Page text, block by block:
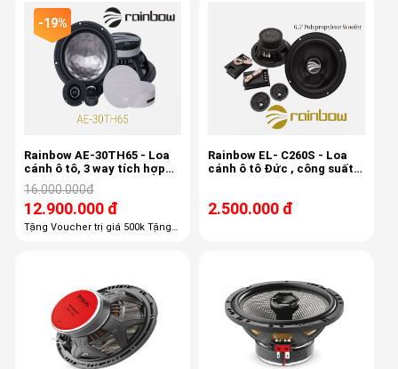
-19%
Rainbow AE-30TH65 - Loa
cánh ô tô, 3 way tích hợp
mid-treb , 6.5 inch, 80/150w,
50-22khz, 87db
16.000.000đ
12.900.000 đ
Tặng Voucher trị giá 500k Tặng
Rainbow EL- C260S - Loa
cánh ô tô Đức , công suất
2.500.000 đ